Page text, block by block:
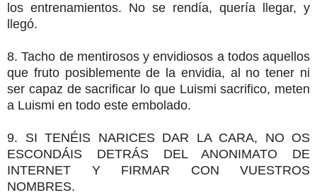
los entrenamientos. No se rendía, quería llegar, y
llegó.
8. Tacho de mentirosos y envidiosos a todos aquellos
que fruto posiblemente de la envidia, al no tener ni
ser capaz de sacrificar lo que Luismi sacrifico, meten
a Luismi en todo este embolado.
9. SI TENÉIS NARICES DAR LA CARA, NO OS
ESCONDÁIS DETRÁS DEL ANONIMATO DE
INTERNET Y FIRMAR CON VUESTROS
NOMBRES.